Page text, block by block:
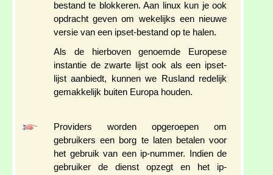
bestand te blokkeren. Aan linux kun je ook
opdracht geven om wekelijks een nieuwe
versie van een ipset-bestand op te halen.
Als de hierboven genoemde Europese
instantie de zwarte lijst ook als een ipset-
lijst aanbiedt, kunnen we Rusland redelijk
gemakkelijk buiten Europa houden.
Providers worden opgeroepen om
gebruikers een borg te laten betalen voor
het gebruik van een ip-nummer. Indien de
gebruiker de dienst opzegt en het ip-